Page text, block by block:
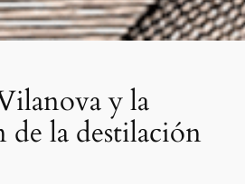
y la
la destilación